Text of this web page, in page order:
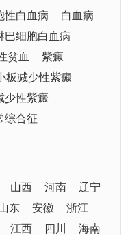
性白血病
白血病
巴细胞白血病
贫血
紫癜
板减少性紫癜
少性紫癜
综合征
山西 河南
辽宁
东 安徽
浙江
江西 四川
海南